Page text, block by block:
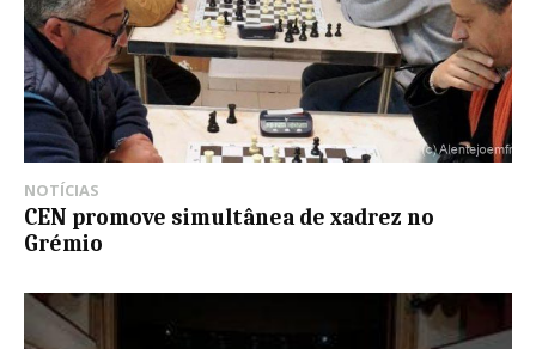
NOTÍCIAS
CEN promove simultânea de xadrez no
Grémio